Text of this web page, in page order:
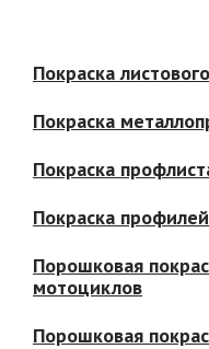
Покраска
Покраска
Покраска
Покраска профилей
Порошковая
мотоциклов
Порошковая